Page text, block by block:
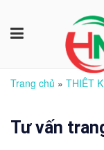
Trang chủ » THIÊT
Tư vấn